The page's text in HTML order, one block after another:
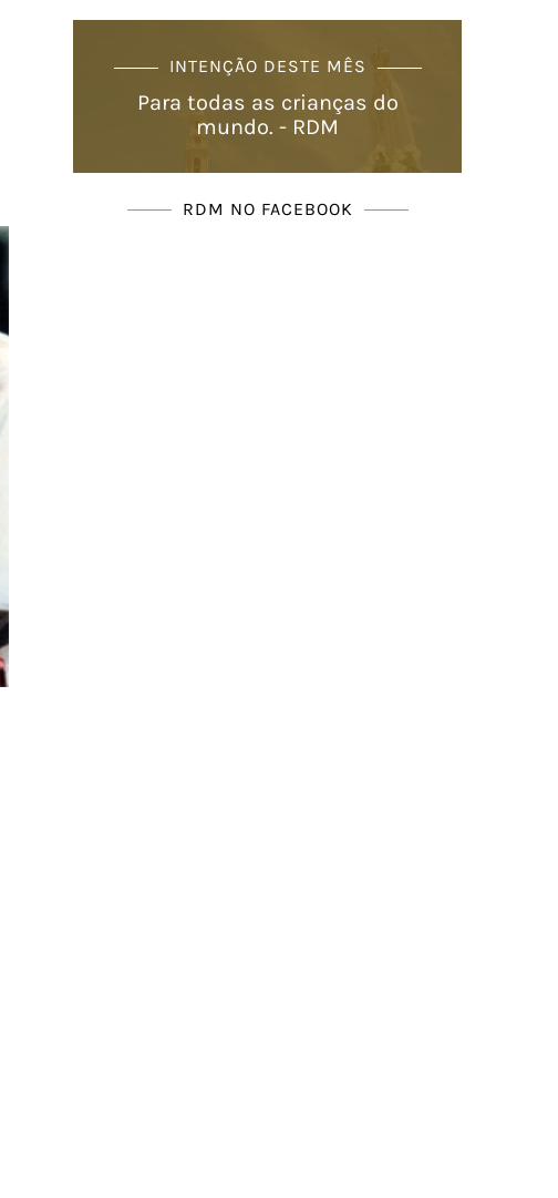
INTENÇÃO DESTE MÊS
Para todas as crianças do
mundo. - RDM
RDM NO FACEBOOK